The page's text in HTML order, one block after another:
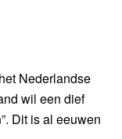
Nederlandse
wil een dief
Dit is al eeuwen